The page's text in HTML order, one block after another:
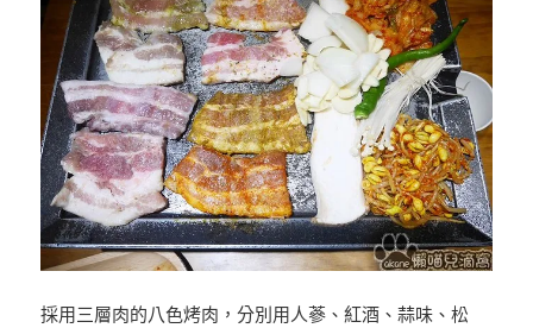
採用三層肉的八色烤肉，分別用人蔘、紅酒、蒜味、松